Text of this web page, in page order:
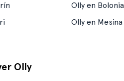
Olly en Bolonia
Olly en Mesina
Olly